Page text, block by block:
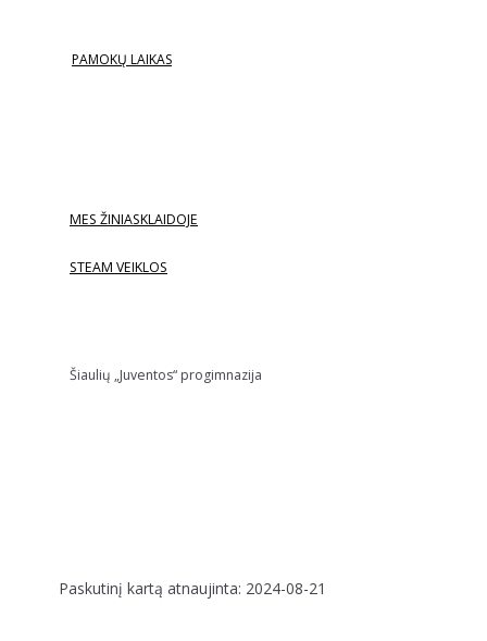
PAMOKŲ LAIKAS
MES ŽINIASKLAIDOJE
STEAM VEIKLOS
Šiaulių „Juventos“ progimnazija
Paskutinį kartą atnaujinta: 2024-08-21